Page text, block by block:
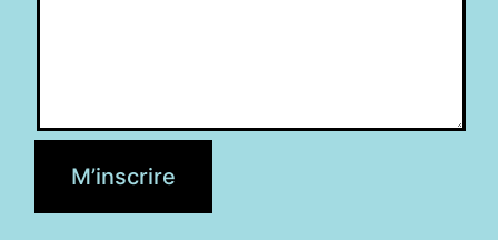
M’inscrire